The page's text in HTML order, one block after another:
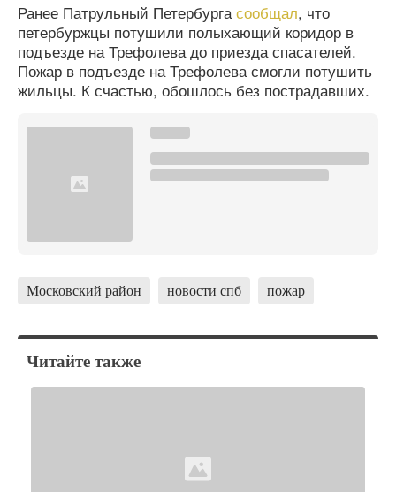
Ранее Патрульный Петербургасообщал, что
петербуржцы потушили полыхающий коридор в
подъезде на Трефолева до приезда спасателей.
Пожар в подъезде на Трефолева смогли потушить
жильцы. К счастью, обошлось без пострадавших.
Московский район новости спб пожар
Читайте также